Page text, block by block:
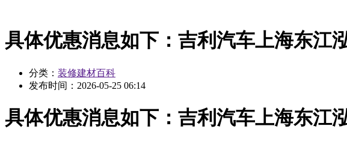
具体优惠消息如下：吉利汽车上海东江
分类： 装修建材百科
发布时间： 2026-05-25 06:14
具体优惠消息如下：吉利汽车上海东江